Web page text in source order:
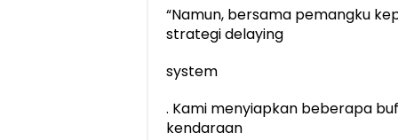
“Namun, bersama pemangku
strategi delaying
system
. Kami menyiapkan beberapa
kendaraan